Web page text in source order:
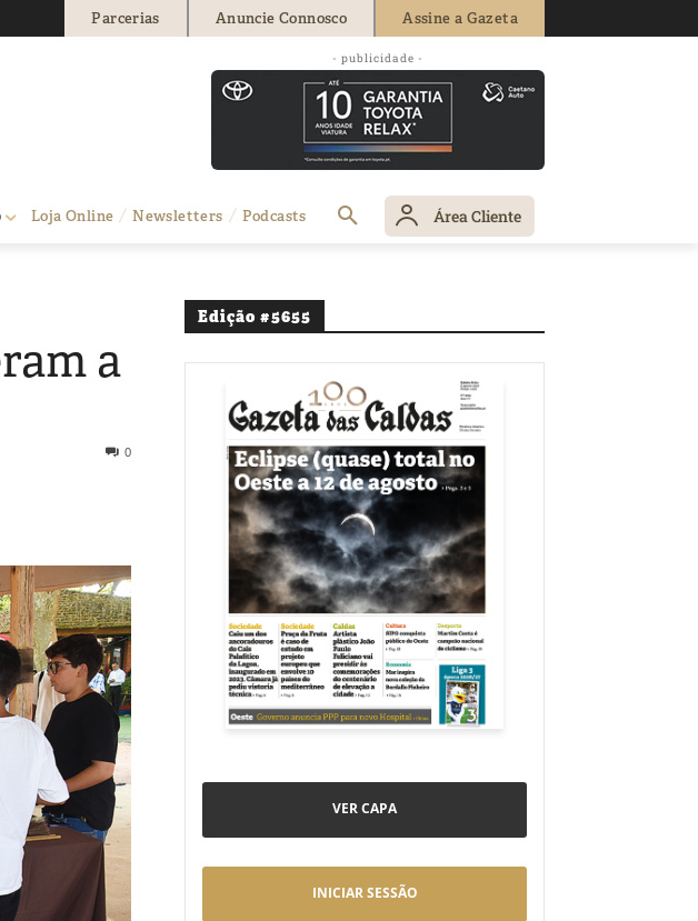
Parcerias Anuncie Connosco Assine a Gazeta
- publicidade -
Loja Online Newsletters Podcasts Área Cliente
a
0
Edição #5655
VER CAPA
INICIAR SESSÃO